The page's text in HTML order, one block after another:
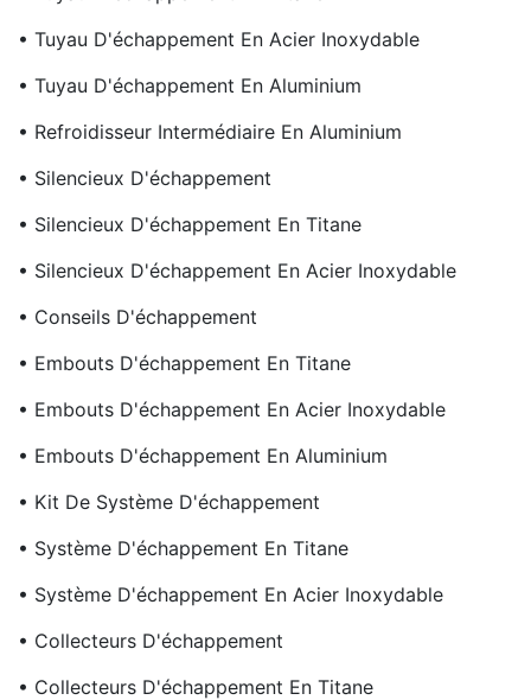
• Tuyau D'échappement En Acier Inoxydable
• Tuyau D'échappement En Aluminium
• Refroidisseur Intermédiaire En Aluminium
• Silencieux D'échappement
• Silencieux D'échappement En Titane
• Silencieux D'échappement En Acier Inoxydable
• Conseils D'échappement
• Embouts D'échappement En Titane
• Embouts D'échappement En Acier Inoxydable
• Embouts D'échappement En Aluminium
• Kit De Système D'échappement
• Système D'échappement En Titane
• Système D'échappement En Acier Inoxydable
• Collecteurs D'échappement
• Collecteurs D'échappement En Titane